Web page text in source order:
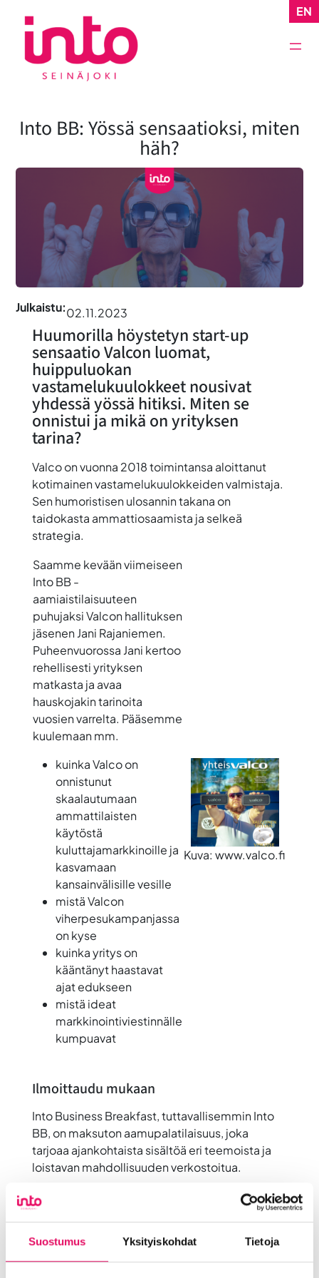
Suostumus Yksityiskohdat Tietoja
sisältöön
EN
Into BB: Yössä sensaatioksi, miten
häh?
Julkaistu:02.11.2023
Huumorilla höystetyn start-up
sensaatio Valcon luomat,
huippuluokan
vastamelukuulokkeet nousivat
yhdessä yössä hitiksi. Miten se
onnistui ja mikä on yrityksen
tarina?
Valco on vuonna 2018 toimintansa aloittanut
kotimainen vastamelukuulokkeiden valmistaja.
Sen humoristisen ulosannin takana on
taidokasta ammattiosaamista ja selkeä
strategia.
Saamme kevään viimeiseen
Into BB -
aamiaistilaisuuteen
puhujaksi Valcon hallituksen
jäsenen Jani Rajaniemen.
Puheenvuorossa Jani kertoo
rehellisesti yrityksen
matkasta ja avaa
hauskojakin tarinoita
vuosien varrelta. Pääsemme
kuulemaan mm.
kuinka Valco on
onnistunut
skaalautumaan
ammattilaisten
käytöstä
kuluttajamarkkinoille ja
kasvamaan
kansainvälisille vesille
mistä Valcon
viherpesukampanjassa
on kyse
kuinka yritys on
kääntänyt haastavat
ajat edukseen
mistä ideat
markkinointiviestinnälle
kumpuavat
Kuva: www.valco.fi
Ilmoittaudu mukaan
Into Business Breakfast, tuttavallisemmin Into
BB, on maksuton aamupalatilaisuus, joka
tarjoaa ajankohtaista sisältöä eri teemoista ja
loistavan mahdollisuuden verkostoitua.
—
Tilaisuus on maksuton ja siihen sisältyy
aamiainen. Osana Inton
vastuullisuustekoja,Varickoon koonnut